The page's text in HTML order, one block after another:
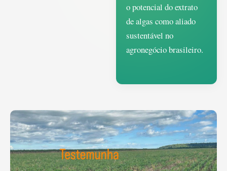
o potencial do extrato
de algas como aliado
sustentável no
agronegócio brasileiro.